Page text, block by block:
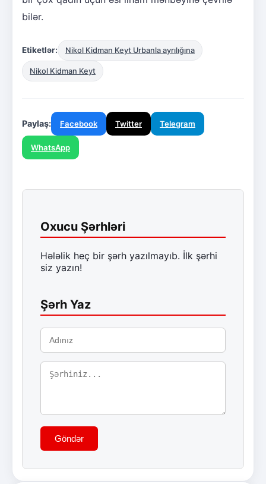
bilər.
Etiketlər: Nikol Kidman Keyt Urbanla ayrılığına
Nikol Kidman Keyt
Paylaş: Facebook Twitter Telegram
WhatsApp
Oxucu Şərhləri
Hələlik heç bir şərh yazılmayıb. İlk şərhi
siz yazın!
Şərh Yaz
Göndər